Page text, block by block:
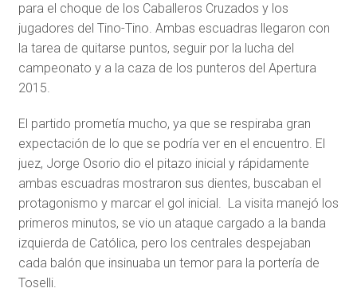
para el choque de los Caballeros Cruzados y los
jugadores del Tino-Tino. Ambas escuadras llegaron con
la tarea de quitarse puntos, seguir por la lucha del
campeonato y a la caza de los punteros del Apertura
2015.
El partido prometía mucho, ya que se respiraba gran
expectación de lo que se podría ver en el encuentro. El
juez, Jorge Osorio dio el pitazo inicial y rápidamente
ambas escuadras mostraron sus dientes, buscaban el
protagonismo y marcar el gol inicial. La visita manejó los
primeros minutos, se vio un ataque cargado a la banda
izquierda de Católica, pero los centrales despejaban
cada balón que insinuaba un temor para la portería de
Toselli.